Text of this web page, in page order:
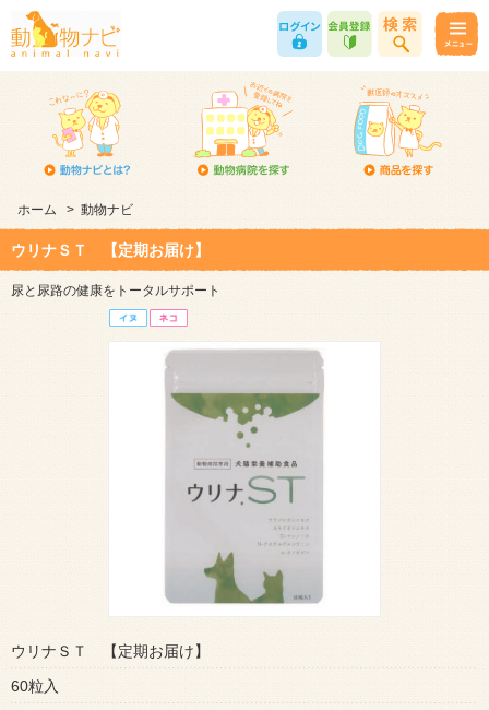
ホーム > 動物ナビ
ウリナＳＴ 【定期お届け】
尿と尿路の健康をトータルサポート
ウリナＳＴ 【定期お届け】
60粒入